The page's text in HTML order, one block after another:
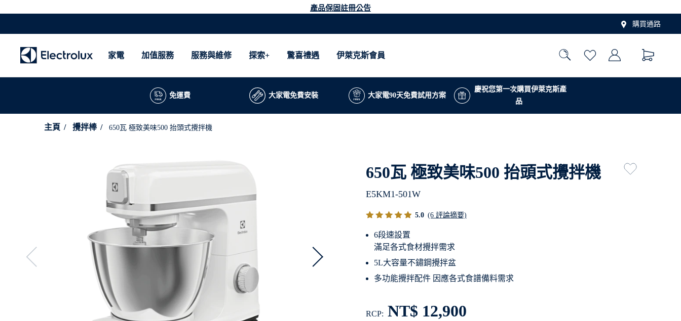
產品保固註冊公告
購買通路
家電 加值服務 服務與維修 探索+ 驚喜禮遇 伊萊克斯會員
免運費 大家電免費安裝 大家電90天免費試用方案
慶祝您第一次購買伊萊克斯產
品
主頁 攪拌棒 650瓦 極致美味500 抬頭式攪拌機
650瓦 極致美味500 抬頭式攪拌機
E5KM1-501W
5.0 (6 評論摘要)
6段速設置
滿足各式食材攪拌需求
5L大容量不鏽鋼攪拌盆
多功能攪拌配件 因應各式食譜備料需求
RCP: NT$ 12,900